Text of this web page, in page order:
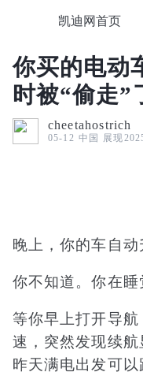
凯迪网首页
你买的电动
时被“偷走”
cheetahostrich
05-12 中国 展现
晚上，你的车自动
你不知道。你在睡
等你早上打开导
速，突然发现续
昨天满电出发可